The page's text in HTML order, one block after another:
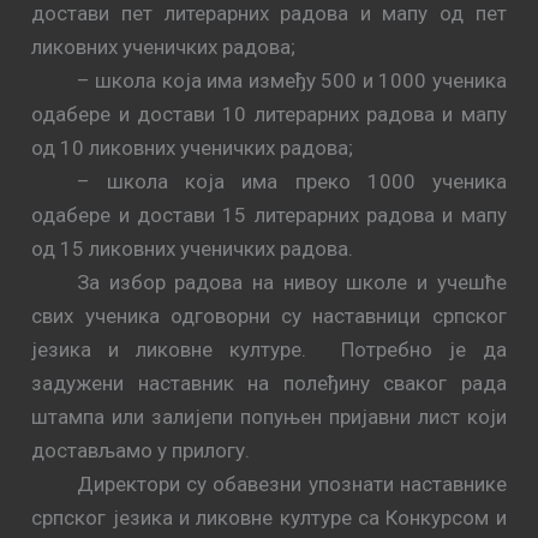
достави пет литерарних радова и мапу од пет
ликовних ученичких радова;
– школа која има између 500 и 1000 ученика
одабере и достави 10 литерарних радова и мапу
од 10 ликовних ученичких радова;
– школа која има преко 1000 ученика
одабере и достави 15 литерарних радова и мапу
од 15 ликовних ученичких радова.
За избор радова на нивоу школе и учешће
свих ученика одговорни су наставници српског
језика и ликовне културе.
Потребно је да
задужени наставник на полеђину сваког рада
штампа или залијепи попуњен пријавни лист који
достављамо у прилогу.
Директори су обавезни упознати наставнике
српског језика и ликовне културе са Конкурсом и